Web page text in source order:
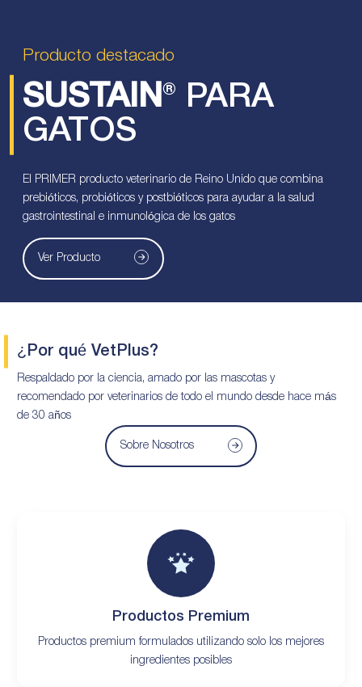
Producto destacado
SUSTAIN® PARA
GATOS
El PRIMER producto veterinario de Reino Unido que combina
prebióticos, probióticos y postbióticos para ayudar a la salud
gastrointestinal e inmunológica de los gatos
Ver Producto
¿Por qué VetPlus?
Respaldado por la ciencia, amado por las mascotas y
recomendado por veterinarios de todo el mundo desde hace más
de 30 años
Sobre Nosotros
Productos Premium
Productos premium formulados utilizando solo los mejores
ingredientes posibles